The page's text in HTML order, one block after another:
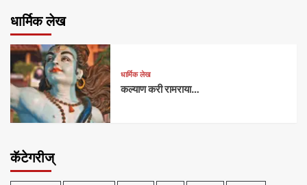
धार्मिक लेख
धार्मिक लेख
कल्याण करी रामराया…
कॅटेगरीज्